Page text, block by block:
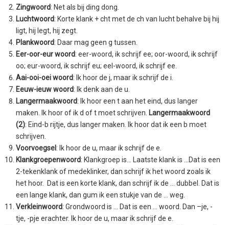
Zingwoord: Net als bij ding dong.
Luchtwoord: Korte klank + cht met de ch van lucht behalve bij hij
ligt, hij legt, hij zegt.
Plankwoord: Daar mag geen g tussen.
Eer-oor-eur woord: eer-woord, ik schrijf ee; oor-woord, ik schrijf
oo; eur-woord, ik schrijf eu; eel-woord, ik schrijf ee.
Aai-ooi-oei woord: Ik hoor de j, maar ik schrijf de i.
Eeuw-ieuw woord: Ik denk aan de u.
Langermaakwoord: Ik hoor een t aan het eind, dus langer
maken. Ik hoor of ik d of t moet schrijven. Langermaakwoord
(2): Eind-b rijtje, dus langer maken. Ik hoor dat ik een b moet
schrijven.
Voorvoegsel: Ik hoor de u, maar ik schrijf de e.
Klankgroepenwoord: Klankgroep is… Laatste klank is …Dat is een
2-tekenklank of medeklinker, dan schrijf ik het woord zoals ik
het hoor. Dat is een korte klank, dan schrijf ik de … dubbel. Dat is
een lange klank, dan gum ik een stukje van de … weg.
Verkleinwoord: Grondwoord is … Dat is een … woord. Dan –je, -
tje, -pje erachter. Ik hoor de u, maar ik schrijf de e.